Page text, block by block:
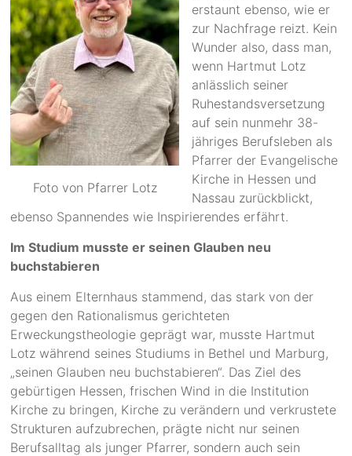
Foto von Pfarrer Lotz
erstaunt ebenso, wie er
zur Nachfrage reizt. Kein
Wunder also, dass man,
wenn Hartmut Lotz
anlässlich seiner
Ruhestandsversetzung
auf sein nunmehr 38-
jähriges Berufsleben als
Pfarrer der Evangelische
Kirche in Hessen und
Nassau zurückblickt,
ebenso Spannendes wie Inspirierendes erfährt.
Im Studium musste er seinen Glauben neu
buchstabieren
Aus einem Elternhaus stammend, das stark von der
gegen den Rationalismus gerichteten
Erweckungstheologie geprägt war, musste Hartmut
Lotz während seines Studiums in Bethel und Marburg,
„seinen Glauben neu buchstabieren“. Das Ziel des
gebürtigen Hessen, frischen Wind in die Institution
Kirche zu bringen, Kirche zu verändern und verkrustete
Strukturen aufzubrechen, prägte nicht nur seinen
Berufsalltag als junger Pfarrer, sondern auch sein